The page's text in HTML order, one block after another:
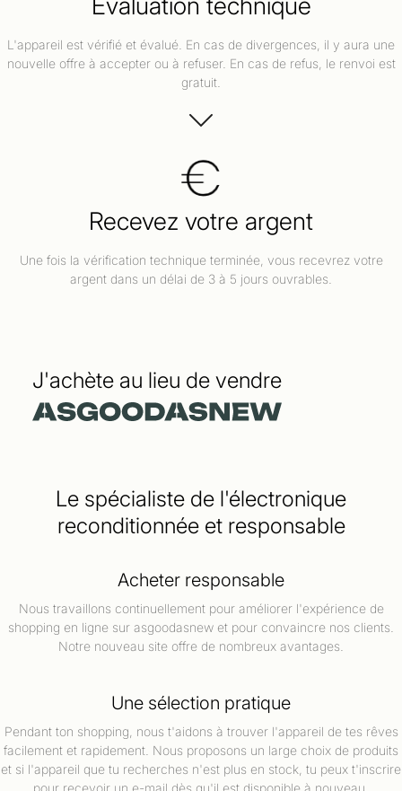
L'appareil est vérifié et évalué. En cas de divergences, il y aura une
nouvelle offre à accepter ou à refuser. En cas de refus, le renvoi est
gratuit.
Recevez votre argent
Une fois la vérification technique terminée, vous recevrez votre
argent dans un délai de 3 à 5 jours ouvrables.
J'achète au lieu de vendre
Le spécialiste de l'électronique
reconditionnée et responsable
Acheter responsable
Nous travaillons continuellement pour améliorer l'expérience de
shopping en ligne sur asgoodasnew et pour convaincre nos clients.
Notre nouveau site offre de nombreux avantages.
Une sélection pratique
Pendant ton shopping, nous t'aidons à trouver l'appareil de tes rêves
facilement et rapidement. Nous proposons un large choix de produits
et si l'appareil que tu recherches n'est plus en stock, tu peux t'inscrire
pour recevoir un e-mail dès qu'il est disponible à nouveau.